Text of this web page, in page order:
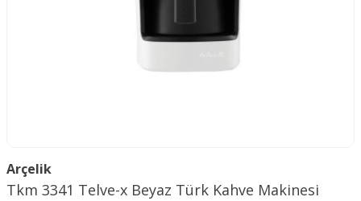
Arçelik
Tkm 3341 Telve-x Beyaz Türk Kahve Makinesi